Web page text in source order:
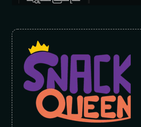
ဘယ်သူမှမကောင်းဘူး
ဖိုးသာထူး
နေရာဟောင်းမှာ
နေမွန်းမတည့်ခင်